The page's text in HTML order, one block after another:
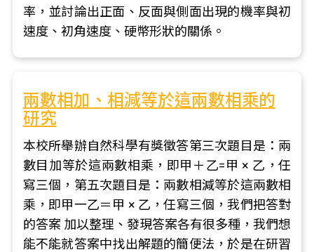
率，並討論出正面、反面與側面出現的機率與初
速度、初角速度、硬幣形狀的關係。
兩數相加、相減等於這兩數相乘的
研究
本校所舉辦自然科學有獎徵答第三次題目是：兩
數目加等於這兩數相乘，即甲＋乙=甲 × 乙，任
寫三個，第五次題目是：兩數相減等於這兩數相
乘，即甲一乙＝甲 × 乙，任寫三個，我們把答對
的答案 加以整理、發現答案各有很多種，我們想
能不能就答案中找出解題的簡便法，於是在研習